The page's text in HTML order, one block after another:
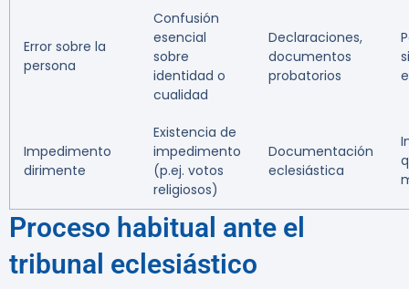
Error sobre la
persona
Confusión
esencial
sobre
identidad o
cualidad
Declaraciones,
documentos
probatorios
Impedimento
dirimente
Existencia de
impedimento
(p.ej. votos
religiosos)
Documentación
eclesiástica
Proceso habitual ante el
tribunal eclesiástico